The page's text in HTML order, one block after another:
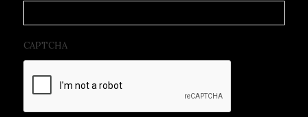
CAPTCHA